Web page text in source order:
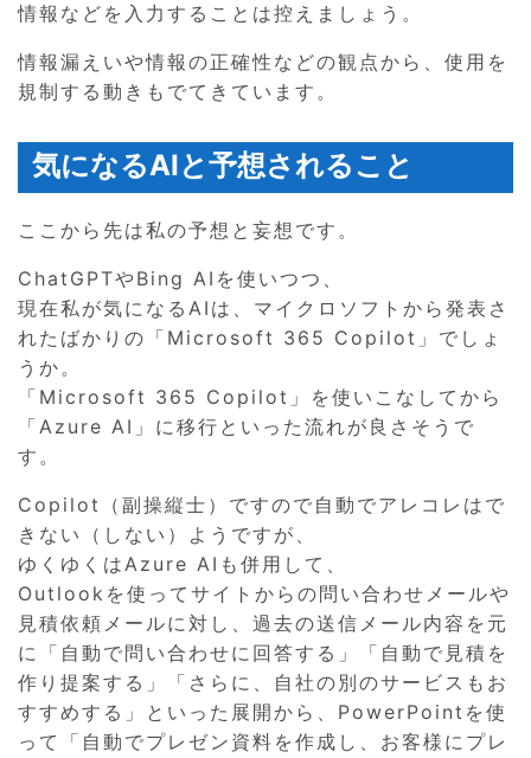
情報などを入力することは控えましょう。
情報漏えいや情報の正確性などの観点から、使用を
規制する動きもでてきています。
気になるAIと予想されること
ここから先は私の予想と妄想です。
ChatGPTやBing AIを使いつつ、
現在私が気になるAIは、マイクロソフトから発表さ
れたばかりの「Microsoft 365 Copilot」でしょ
うか。
「Microsoft 365 Copilot」を使いこなしてから
「Azure AI」に移行といった流れが良さそうで
す。
Copilot（副操縦士）ですので自動でアレコレはで
きない（しない）ようですが、
ゆくゆくはAzure AIも併用して、
Outlookを使ってサイトからの問い合わせメールや
見積依頼メールに対し、過去の送信メール内容を元
に「自動で問い合わせに回答する」「自動で見積を
作り提案する」「さらに、自社の別のサービスもお
すすめする」といった展開から、PowerPointを使
って「自動でプレゼン資料を作成し、お客様にプレ